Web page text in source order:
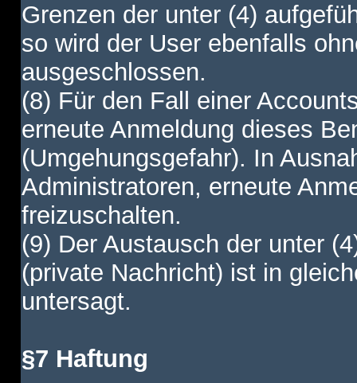
Grenzen der unter (4)
so wird der User ebenfalls
ausgeschlossen.
(8) Für den Fall einer
erneute Anmeldung dieses
(Umgehungsgefahr). In
Administratoren, erneute
freizuschalten.
(9) Der Austausch der unter
(private Nachricht) ist in
untersagt.
§7 Haftung